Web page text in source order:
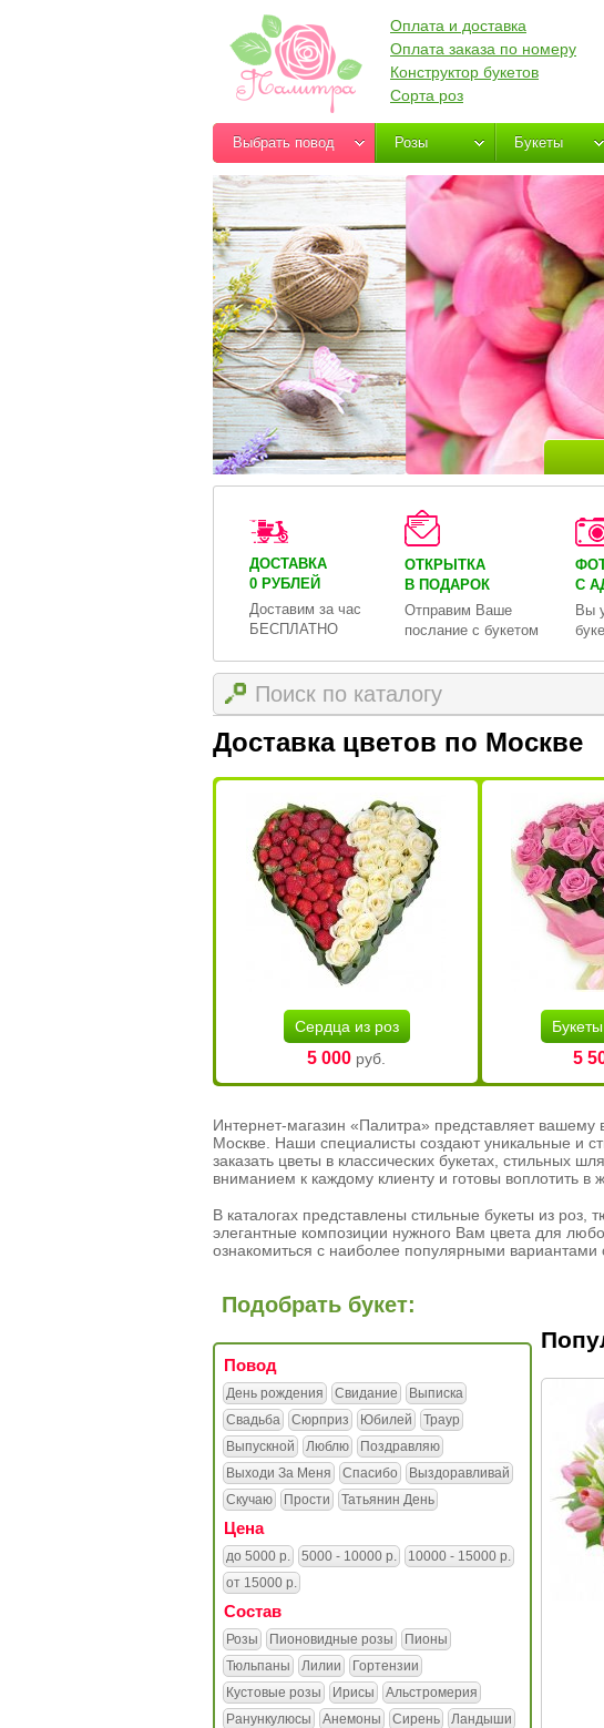
Оплата и доставка
Оплата заказа по номеру
Конструктор букетов
Сорта роз
Выбрать повод Розы Букеты
ДОСТАВКА
0 РУБЛЕЙ
Доставим за час
БЕСПЛАТНО
ОТКРЫТКА
В ПОДАРОК
Отправим Ваше
послание с букетом
С
Вы
Доставка цветов по Москве
Сердца из роз
5 000 руб. 5
Интернет-магазин «Палитра» представляет
Москве. Наши специалисты создают уникальные и
заказать цветы в классических букетах, стильных
вниманием к каждому клиенту и готовы воплотить
В каталогах представлены стильные букеты из
элегантные композиции нужного Вам цвета для
ознакомиться с наиболее популярными
Подобрать букет:
Повод
День рождения Свидание
Выписка
Свадьба
Сюрприз Юбилей
Траур
Выпускной
Люблю
Поздравляю
Выходи За Меня
Спасибо
Выздоравливай
Скучаю
Прости Татьянин День
Цена
до 5000 р. 5000 - 10000 р.
10000 - 15000 р.
от 15000 р.
Состав
Розы Пионовидные розы
Пионы
Тюльпаны
Лилии
Гортензии
Кустовые розы
Ирисы
Альстромерия
Ранункулюсы
Анемоны Сирень
Ландыши